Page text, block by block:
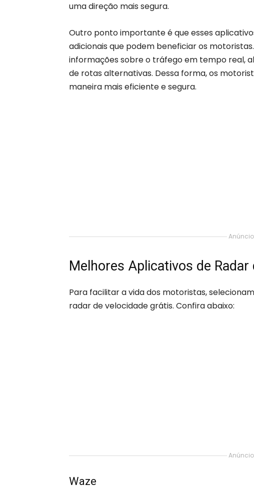
uma direção mais segura.
Outro ponto importante é que esses
adicionais que podem beneficiar os
informações sobre o tráfego em tempo real,
de rotas alternativas. Dessa forma, os
maneira mais eficiente e segura.
Melhores Aplicativos de Radar
Para facilitar a vida dos motoristas,
radar de velocidade grátis. Confira abaixo:
Waze